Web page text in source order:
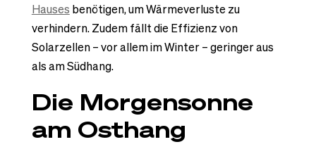
Hauses benötigen, um Wärmeverluste zu
verhindern. Zudem fällt die Effizienz von
Solarzellen – vor allem im Winter – geringer aus
als am Südhang.
Die Morgensonne
am Osthang